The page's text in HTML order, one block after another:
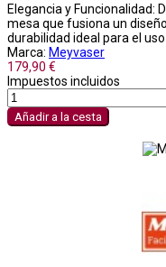
Elegancia y Funcionalidad:
mesa que fusiona un
durabilidad ideal para el uso
Marca: Meyvaser
179,90 €
Impuestos incluidos
Añadir a la cesta